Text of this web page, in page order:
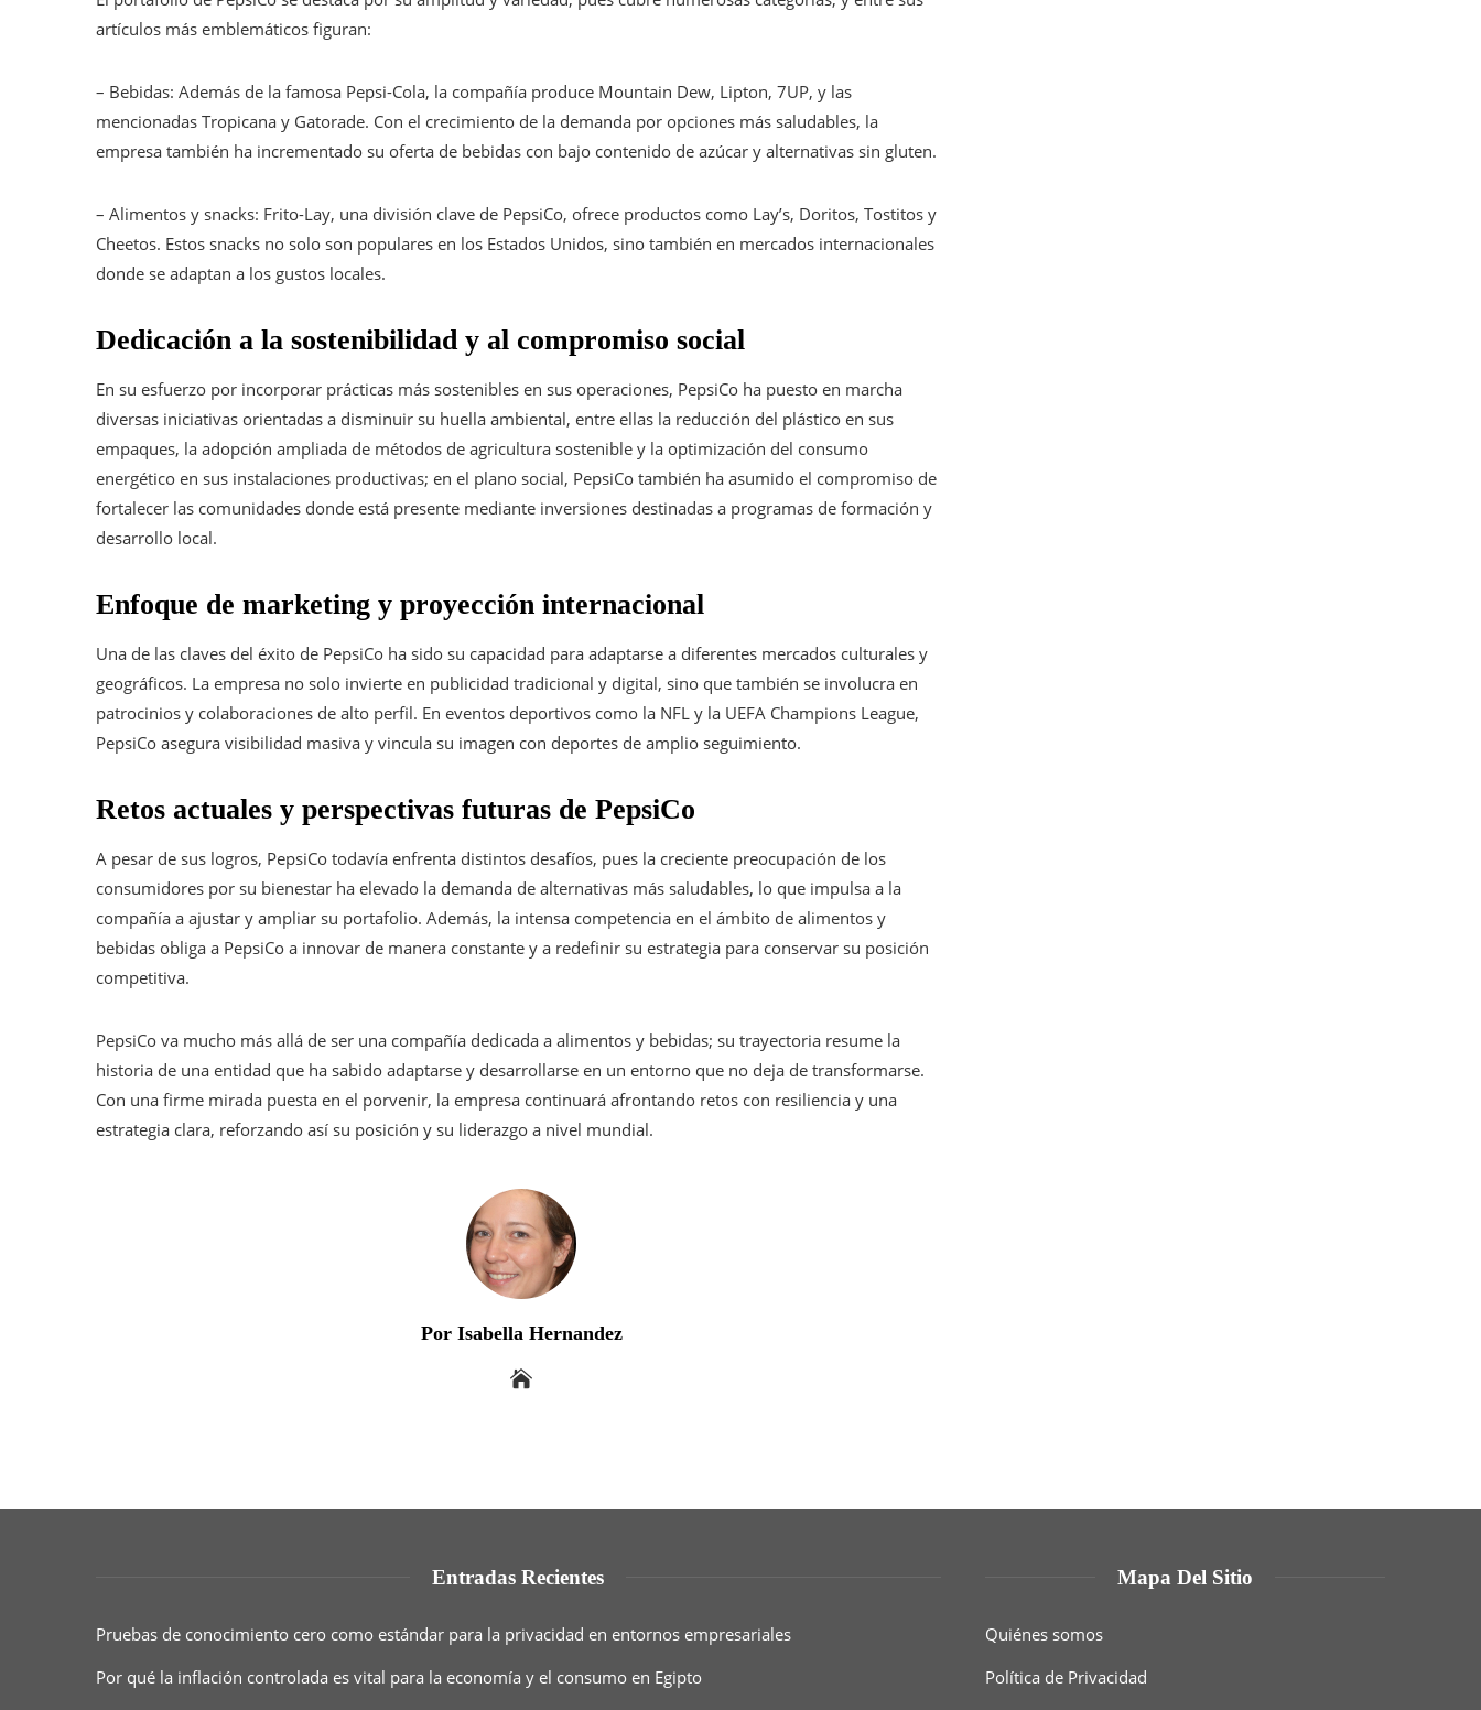
artículos más emblemáticos figuran:
– Bebidas: Además de la famosa Pepsi-Cola, la compañía produce Mountain Dew, Lipton, 7UP, y las
mencionadas Tropicana y Gatorade. Con el crecimiento de la demanda por opciones más saludables, la
empresa también ha incrementado su oferta de bebidas con bajo contenido de azúcar y alternativas sin gluten.
– Alimentos y snacks: Frito-Lay, una división clave de PepsiCo, ofrece productos como Lay’s, Doritos, Tostitos y
Cheetos. Estos snacks no solo son populares en los Estados Unidos, sino también en mercados internacionales
donde se adaptan a los gustos locales.
Dedicación a la sostenibilidad y al compromiso social
En su esfuerzo por incorporar prácticas más sostenibles en sus operaciones, PepsiCo ha puesto en marcha
diversas iniciativas orientadas a disminuir su huella ambiental, entre ellas la reducción del plástico en sus
empaques, la adopción ampliada de métodos de agricultura sostenible y la optimización del consumo
energético en sus instalaciones productivas; en el plano social, PepsiCo también ha asumido el compromiso de
fortalecer las comunidades donde está presente mediante inversiones destinadas a programas de formación y
desarrollo local.
Enfoque de marketing y proyección internacional
Una de las claves del éxito de PepsiCo ha sido su capacidad para adaptarse a diferentes mercados culturales y
geográficos. La empresa no solo invierte en publicidad tradicional y digital, sino que también se involucra en
patrocinios y colaboraciones de alto perfil. En eventos deportivos como la NFL y la UEFA Champions League,
PepsiCo asegura visibilidad masiva y vincula su imagen con deportes de amplio seguimiento.
Retos actuales y perspectivas futuras de PepsiCo
A pesar de sus logros, PepsiCo todavía enfrenta distintos desafíos, pues la creciente preocupación de los
consumidores por su bienestar ha elevado la demanda de alternativas más saludables, lo que impulsa a la
compañía a ajustar y ampliar su portafolio. Además, la intensa competencia en el ámbito de alimentos y
bebidas obliga a PepsiCo a innovar de manera constante y a redefinir su estrategia para conservar su posición
competitiva.
PepsiCo va mucho más allá de ser una compañía dedicada a alimentos y bebidas; su trayectoria resume la
historia de una entidad que ha sabido adaptarse y desarrollarse en un entorno que no deja de transformarse.
Con una firme mirada puesta en el porvenir, la empresa continuará afrontando retos con resiliencia y una
estrategia clara, reforzando así su posición y su liderazgo a nivel mundial.
Por Isabella Hernandez
Entradas Recientes
Pruebas de conocimiento cero como estándar para la privacidad en entornos empresariales
Por qué la inflación controlada es vital para la economía y el consumo en Egipto
Mapa Del Sitio
Quiénes somos
Política de Privacidad